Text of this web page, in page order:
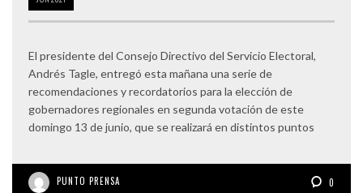
El presidente del Consejo Directivo del Servicio Electoral,
Andrés Tagle, entregó esta mañana una serie de
recomendaciones y recordatorios para la elección de
gobernadores regionales en segunda votación de este
domingo 13 de junio, que se realizará en distintos puntos
PUNTO PRENSA 0